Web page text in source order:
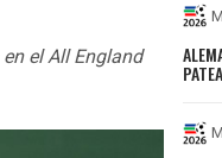
el All England